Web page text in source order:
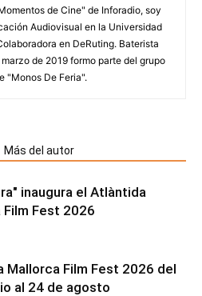
de Cine" de Inforadio, soy
Audiovisual en la Universidad
en DeRuting. Baterista
de 2019 formo parte del grupo
"Monos De Feria".
Más del autor
inaugura el Atlàntida
Film Fest 2026
Mallorca Film Fest 2026 del
al 24 de agosto